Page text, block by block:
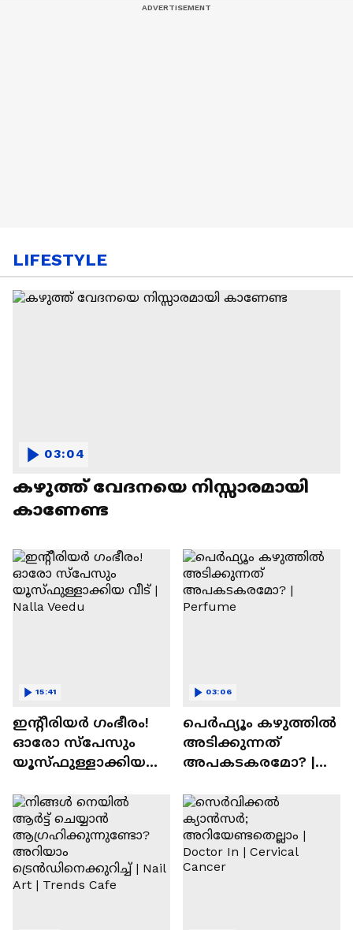
LIFESTYLE
കഴുത്ത് വേദനയെ നിസ്സാരമായി
കാണേണ്ട
03:04
ഇന്റീരിയർ ഗംഭീരം!
ഓരോ സ്‌പേസും
യൂസ്ഫുള്ളാക്കിയ
15:41
പെർഫ്യൂം കഴുത്തിൽ
അടിക്കുന്നത്
അപകടകരമോ? |
03:06